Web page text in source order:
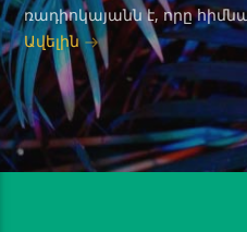
ռադիոկայանն է, որը
Ավելին